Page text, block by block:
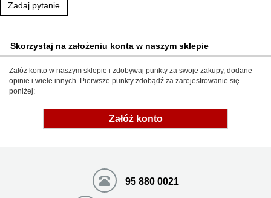
Zadaj pytanie
Skorzystaj na założeniu konta w naszym sklepie
Załóż konto w naszym sklepie i zdobywaj punkty za swoje zakupy, dodane
opinie i wiele innych. Pierwsze punkty zdobądź za zarejestrowanie się
poniżej:
Załóż konto
95 880 0021